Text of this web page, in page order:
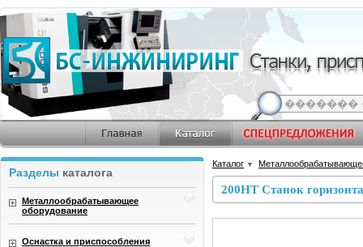
Разделы каталога
Металлообрабатывающее
оборудование
Оснастка и приспособления
Каталог ▼
200НT Станок